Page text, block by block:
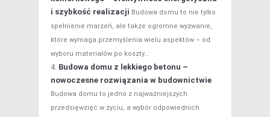
i szybkość realizacji Budowa domu to nie tylko
spełnienie marzeń, ale także ogromne wyzwanie,
które wymaga przemyślenia wielu aspektów – od
wyboru materiałów po koszty...
Budowa domu z lekkiego betonu –
nowoczesne rozwiązania w budownictwie
Budowa domu to jedno z najważniejszych
przedsięwzięć w życiu, a wybór odpowiednich